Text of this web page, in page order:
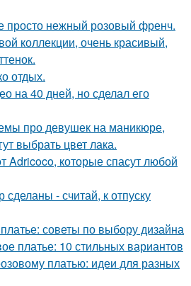
просто нежный розовый френч.
коллекции, очень красивый,
отдых.
на 40 дней, но сделал его
про девушек на маникюре,
выбрать цвет лака.
Adricoco, которые спасут любой
- считай, к отпуску
советы по выбору дизайна
платье: 10 стильных вариантов
платью: идеи для разных